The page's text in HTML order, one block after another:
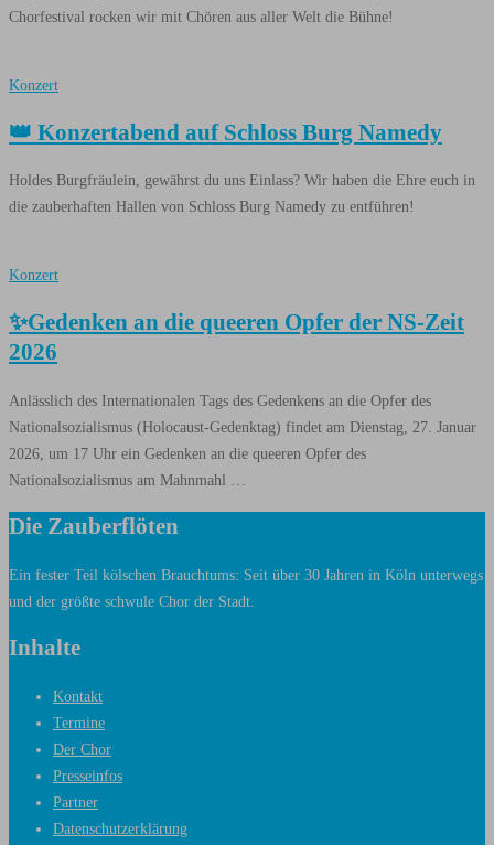
Chorfestival rocken wir mit Chören aus aller Welt die Bühne!
Konzert
👑 Konzertabend auf Schloss Burg Namedy
Holdes Burgfräulein, gewährst du uns Einlass? Wir haben die Ehre euch in
die zauberhaften Hallen von Schloss Burg Namedy zu entführen!
Konzert
✨Gedenken an die queeren Opfer der NS-Zeit
2026
Anlässlich des Internationalen Tags des Gedenkens an die Opfer des
Nationalsozialismus (Holocaust-Gedenktag) findet am Dienstag, 27. Januar
2026, um 17 Uhr ein Gedenken an die queeren Opfer des
Nationalsozialismus am Mahnmahl …
Die Zauberflöten
Ein fester Teil kölschen Brauchtums: Seit über 30 Jahren in Köln unterwegs
und der größte schwule Chor der Stadt.
Inhalte
Kontakt
Termine
Der Chor
Presseinfos
Partner
Datenschutzerklärung